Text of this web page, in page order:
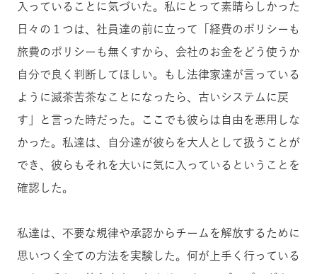
入っていることに気づいた。私にとって素晴らしかった
日々の１つは、社員達の前に立って「経費のポリシーも
旅費のポリシーも無くすから、会社のお金をどう使うか
自分で良く判断してほしい。もし法律家達が言っている
ように滅茶苦茶なことになったら、古いシステムに戻
す」と言った時だった。ここでも彼らは自由を悪用しな
かった。私達は、自分達が彼らを大人として扱うことが
でき、彼らもそれを大いに気に入っているということを
確認した。
私達は、不要な規律や承認からチームを解放するために
思いつく全ての方法を実験した。何が上手く行っている